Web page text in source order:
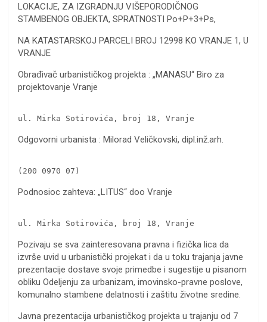
LOKACIJE, ZA IZGRADNJU VIŠEPORODIČNOG
STAMBENOG OBJEKTA, SPRATNOSTI Po+P+3+Ps,
NA KATASTARSKOJ PARCELI BROJ 12998 KO VRANJE 1, U
VRANJE
Obrađivač urbanističkog projekta : „MANASU“ Biro za
projektovanje Vranje
ul. Mirka Sotirovića, broj 18, Vranje
Odgovorni urbanista : Milorad Veličkovski, dipl.inž.arh.
(200 0970 07)
Podnosioc zahteva: „LITUS“ doo Vranje
ul. Mirka Sotirovića, broj 18, Vranje
Pozivaju se sva zainteresovana pravna i fizička lica da
izvrše uvid u urbanistički projekat i da u toku trajanja javne
prezentacije dostave svoje primedbe i sugestije u pisanom
obliku Odeljenju za urbanizam, imovinsko-pravne poslove,
komunalno stambene delatnosti i zaštitu životne sredine.
Javna prezentacija urbanističkog projekta u trajanju od 7